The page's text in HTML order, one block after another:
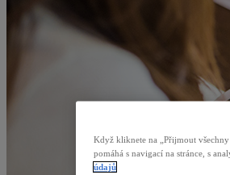
Když kliknete na „Přijmout
pomáhá s navigací na stránce, s
údajů